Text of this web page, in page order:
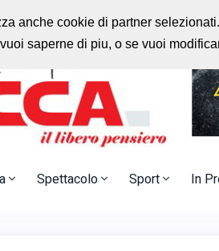
anche cookie di partner
saperne di piu, o se vuoi
Spettacolo Sport In